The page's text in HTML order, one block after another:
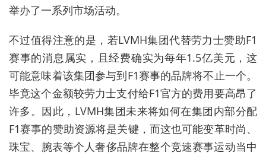
举办了一系列市场活动。
不过值得注意的是，若LVMH集团代替劳力士赞助F1
赛事的消息属实，且经费确实为每年1.5亿美元，这
可能意味着该集团参与到F1赛事的品牌将不止一个。
毕竟这个金额较劳力士支付给F1官方的费用要高昂了
许多。因此， LVMH集团未来将如何在集团内部分配
F1赛事的赞助资源将是关键，而这也可能变革时尚、
珠宝、腕表等个人奢侈品牌在整个竞速赛事运动当中